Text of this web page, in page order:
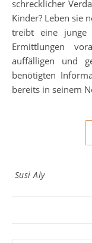
schrecklicher
Kinder? Leben sie
treibt eine junge
Ermittlungen
auffälligen und
benötigten
bereits in seinem
Susi Aly